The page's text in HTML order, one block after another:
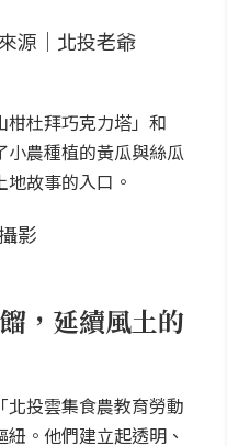
柑杜拜巧克力塔」和
小農種植的黃瓜與絲瓜
故事的入口。
，延續風土的
投雲集食農教育勞動
。他們建立起透明、